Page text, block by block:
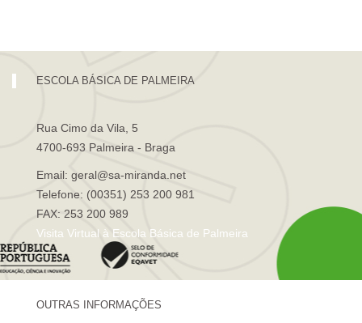
ESCOLA BÁSICA DE PALMEIRA
Rua Cimo da Vila, 5
4700-693 Palmeira - Braga
Email: geral@sa-miranda.net
Telefone: (00351) 253 200 981
FAX: 253 200 989
Visita Virtual à Escola Básica de Palmeira
OUTRAS INFORMAÇÕES